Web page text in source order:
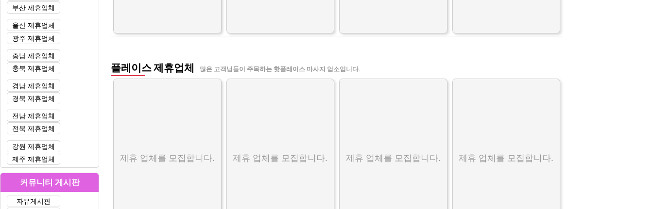
플레이스 제휴업체 많은 고객님들이 주목하는 핫플레이스 마사지 업소입니다.
제휴 업체를 모집합니다. 제휴 업체를 모집합니다. 제휴 업체를 모집합니다. 제휴 업체를 모집합니다.
부산 제휴업체
울산 제휴업체
광주 제휴업체
충남 제휴업체
충북 제휴업체
경남 제휴업체
경북 제휴업체
전남 제휴업체
전북 제휴업체
강원 제휴업체
제주 제휴업체
커뮤니티 게시판
자유게시판